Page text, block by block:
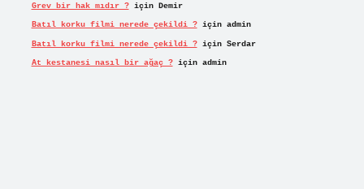
Grev bir hak mıdır ?için Demir
Batıl korku filmi nerede çekildi ?için admin
Batıl korku filmi nerede çekildi ?için Serdar
At kestanesi nasıl bir ağaç ?için admin